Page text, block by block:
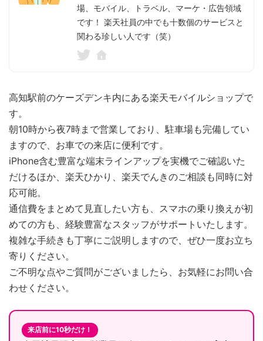
場、モバイル、トラベル、マーケ・広告領域
です！ 楽天社員の中でも十数個のサービスと
関わる珍しい人です（笑）
高知駅前のケーズデンキ内にある楽天モバイルショップで
す。
朝10時から夜7時まで営業しており、駐車場も完備してい
ますので、お車での来店に便利です。
iPhone含む豊富な端末ラインアップを実機でご確認いた
だけるほか、楽天ひかり、楽天でんきのご相談も同時に対
応可能。
通信費をまとめて見直したい方も、スマホの乗り換えが初
めての方も、経験豊富なスタッフがサポートいたします。
複雑な手続きも丁寧にご説明しますので、ぜひ一度お立ち
寄りください。
ご不明な点やご質問がございましたら、お気軽にお問い合
わせください。
来店前に10秒だけ！